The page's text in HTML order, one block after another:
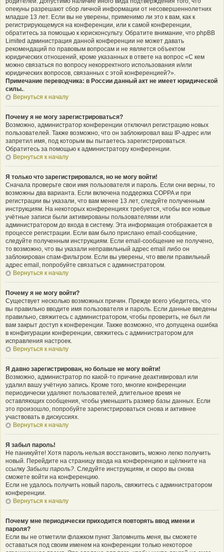
опекуны разрешают сбор личной информации от несовершеннолетних
младше 13 лет. Если вы не уверены, применимо ли это к вам, как к
регистрирующемуся на конференции, или к самой конференции,
обратитесь за помощью к юрисконсульту. Обратите внимание, что phpBB
Limited администрация данной конференции не может давать
рекомендаций по правовым вопросам и не является объектом
юридических отношений, кроме указанных в ответе на вопрос «С кем
можно связаться по вопросу некорректного использования и/или
юридических вопросов, связанных с этой конференцией?».
Примечание переводчика: в России данный акт не имеет юридической
силы..
Вернуться к началу
Почему я не могу зарегистрироваться?
Возможно, администратор конференции отключил регистрацию новых
пользователей. Также возможно, что он заблокировал ваш IP-адрес или
запретил имя, под которым вы пытаетесь зарегистрироваться.
Обратитесь за помощью к администратору конференции.
Вернуться к началу
Я только что зарегистрировался, но не могу войти!
Сначала проверьте свои имя пользователя и пароль. Если они верны, то
возможны два варианта. Если включена поддержка COPPA и при
регистрации вы указали, что вам менее 13 лет, следуйте полученным
инструкциям. На некоторых конференциях требуется, чтобы все новые
учётные записи были активированы пользователями или
администратором до входа в систему. Эта информация отображается в
процессе регистрации. Если вам было прислано email-сообщение,
следуйте полученным инструкциям. Если email-сообщение не получено,
то возможно, что вы указали неправильный адрес email либо он
заблокирован спам-фильтром. Если вы уверены, что ввели правильный
адрес email, попробуйте связаться с администратором.
Вернуться к началу
Почему я не могу войти?
Существует несколько возможных причин. Прежде всего убедитесь, что
вы правильно вводите имя пользователя и пароль. Если данные введены
правильно, свяжитесь с администратором, чтобы проверить, не был ли
вам закрыт доступ к конференции. Также возможно, что допущена ошибка
в конфигурации конференции, свяжитесь с администратором для
исправления настроек.
Вернуться к началу
Я давно зарегистрирован, но больше не могу войти!
Возможно, администратор по какой-то причине деактивировал или
удалил вашу учётную запись. Кроме того, многие конференции
периодически удаляют пользователей, длительное время не
оставляющих сообщения, чтобы уменьшить размер базы данных. Если
это произошло, попробуйте зарегистрироваться снова и активнее
участвовать в дискуссиях.
Вернуться к началу
Я забыл пароль!
Не паникуйте! Хотя пароль нельзя восстановить, можно легко получить
новый. Перейдите на страницу входа на конференцию и щёлкните на
ссылку Забыли пароль?. Следуйте инструкциям, и скоро вы снова
сможете войти на конференцию.
Если не удалось получить новый пароль, свяжитесь с администратором
конференции.
Вернуться к началу
Почему мне периодически приходится повторять ввод имени и
пароля?
Если вы не отметили флажком пункт Запомнить меня, вы сможете
оставаться под своим именем на конференции только некоторое